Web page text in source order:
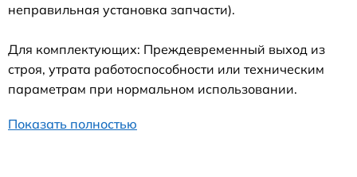
неправильная установка запчасти).
Для комплектующих: Преждевременный выход из
строя, утрата работоспособности или техническим
параметрам при нормальном использовании.
Показать полностью